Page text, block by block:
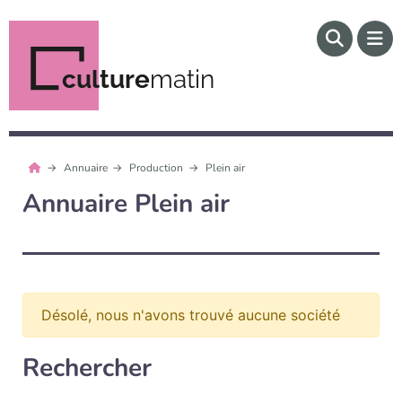
culturematin
Annuaire Production Plein air
Annuaire Plein air
Désolé, nous n'avons trouvé aucune société
Rechercher